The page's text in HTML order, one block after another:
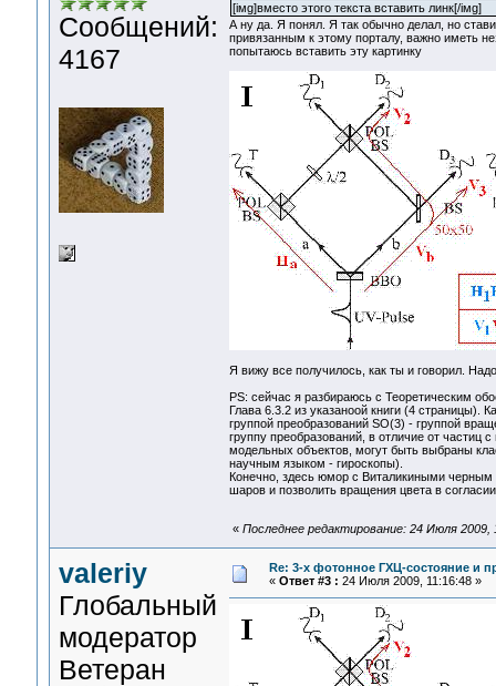
Сообщений:
4167
[iмg]вместо этого текста вставить линк[/iмg]
А ну да. Я понял. Я так обычно делал, но
привязанным к этому порталу, важно иметь
попытаюсь вставить эту картинку
Я вижу все получилось, как ты и говорил.
PS: сейчас я разбираюсь с Теоретическим
Глава 6.3.2 из указаноой книги (4 страницы).
группой преобразований SO(3) - группой
группу преобразований, в отличие от частиц
модельных объектов, могут быть выбраны
научным языком - гироскопы).
Конечно, здесь юмор с Виталикиными
шаров и позволить вращения цвета в
« Последнее редактирование: 24 Июля 2009,
valeriy
Глобальный
модератор
Ветеран
Re: 3-x фотонное ГХЦ-состояние и
« Ответ #3 : 24 Июля 2009, 11:16:48 »